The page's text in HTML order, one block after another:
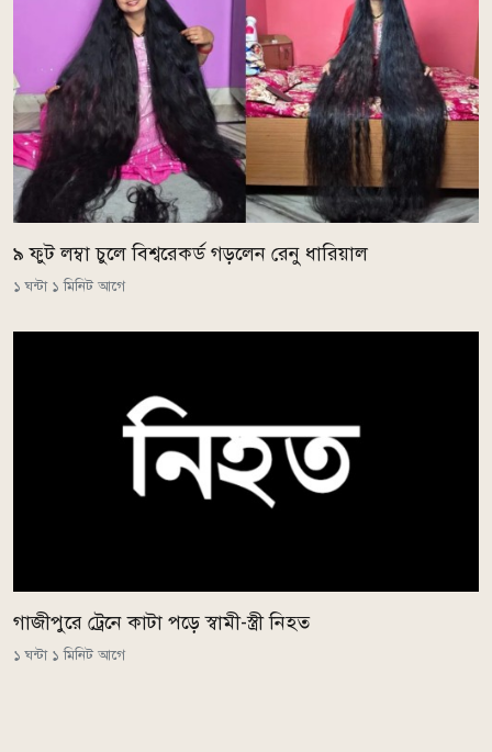
৯ ফুট লম্বা চুলে বিশ্বরেকর্ড গড়লেন রেনু ধারিয়াল
১ ঘন্টা ১ মিনিট আগে
গাজীপুরে ট্রেনে কাটা পড়ে স্বামী-স্ত্রী নিহত
১ ঘন্টা ১ মিনিট আগে